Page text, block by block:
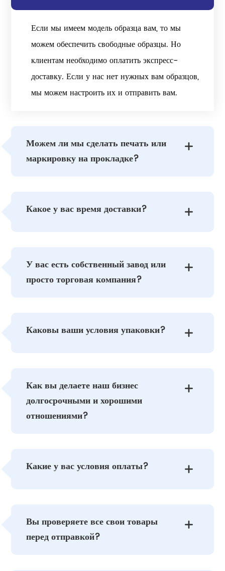
Если мы имеем модель образца вам, то мы
можем обеспечить свободные образцы. Но
клиентам необходимо оплатить экспресс-
доставку. Если у нас нет нужных вам образцов,
мы можем настроить их и отправить вам.
Можем ли мы сделать печать или
маркировку на прокладке?

Какое у вас время доставки? 
У вас есть собственный завод или
просто торговая компания?

Каковы ваши условия упаковки? 
Как вы делаете наш бизнес
долгосрочными и хорошими
отношениями?

Какие у вас условия оплаты? 
Вы проверяете все свои товары
перед отправкой?
